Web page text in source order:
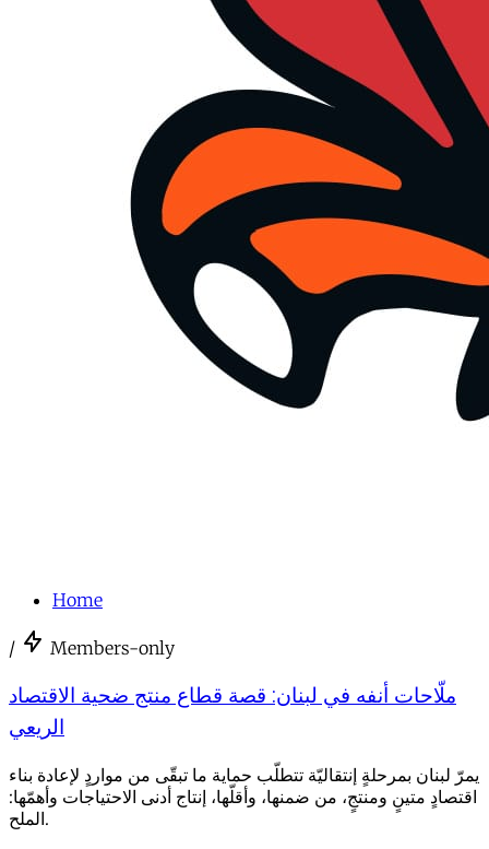
Home
/ Members-only
ملّاحات أنفه في لبنان: قصة قطاع منتج ضحية الاقتصاد
الريعي
يمرّ لبنان بمرحلةٍ إنتقاليّة تتطلّب حماية ما تبقّى من مواردٍ لإعادة بناء
اقتصادٍ متينٍ ومنتجٍ، من ضمنها، وأقلّها، إنتاج أدنى الاحتياجات وأهمّها:
الملح.